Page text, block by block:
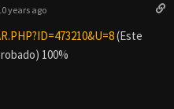
years ago
(Este
100%